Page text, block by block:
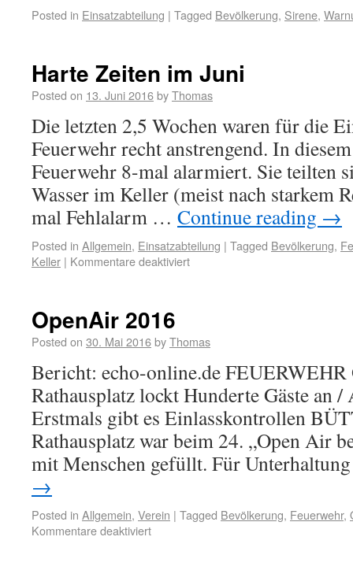
Posted in Einsatzabteilung | Tagged Bevölkerung, Sirene,
Harte Zeiten im Juni
Posted on 13. Juni 2016byThomas
Die letzten 2,5 Wochen waren für die
Feuerwehr recht anstrengend. In
Feuerwehr 8-mal alarmiert. Sie teilten
Wasser im Keller (meist nach starkem
mal Fehlalarm … Continue reading →
Posted in Allgemein, Einsatzabteilung | Tagged Bevölkerung,
Keller | Kommentare deaktiviert
OpenAir 2016
Posted on 30. Mai 2016byThomas
Bericht: echo-online.de
Rathausplatz lockt Hunderte Gäste an /
Erstmals gibt es Einlasskontrollen
Rathausplatz war beim 24. „Open Air
mit Menschen gefüllt. Für
→
Posted in Allgemein, Verein | Tagged Bevölkerung, Feuerwehr,
Kommentare deaktiviert